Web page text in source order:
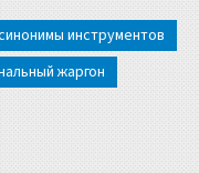
инструментов
жаргон